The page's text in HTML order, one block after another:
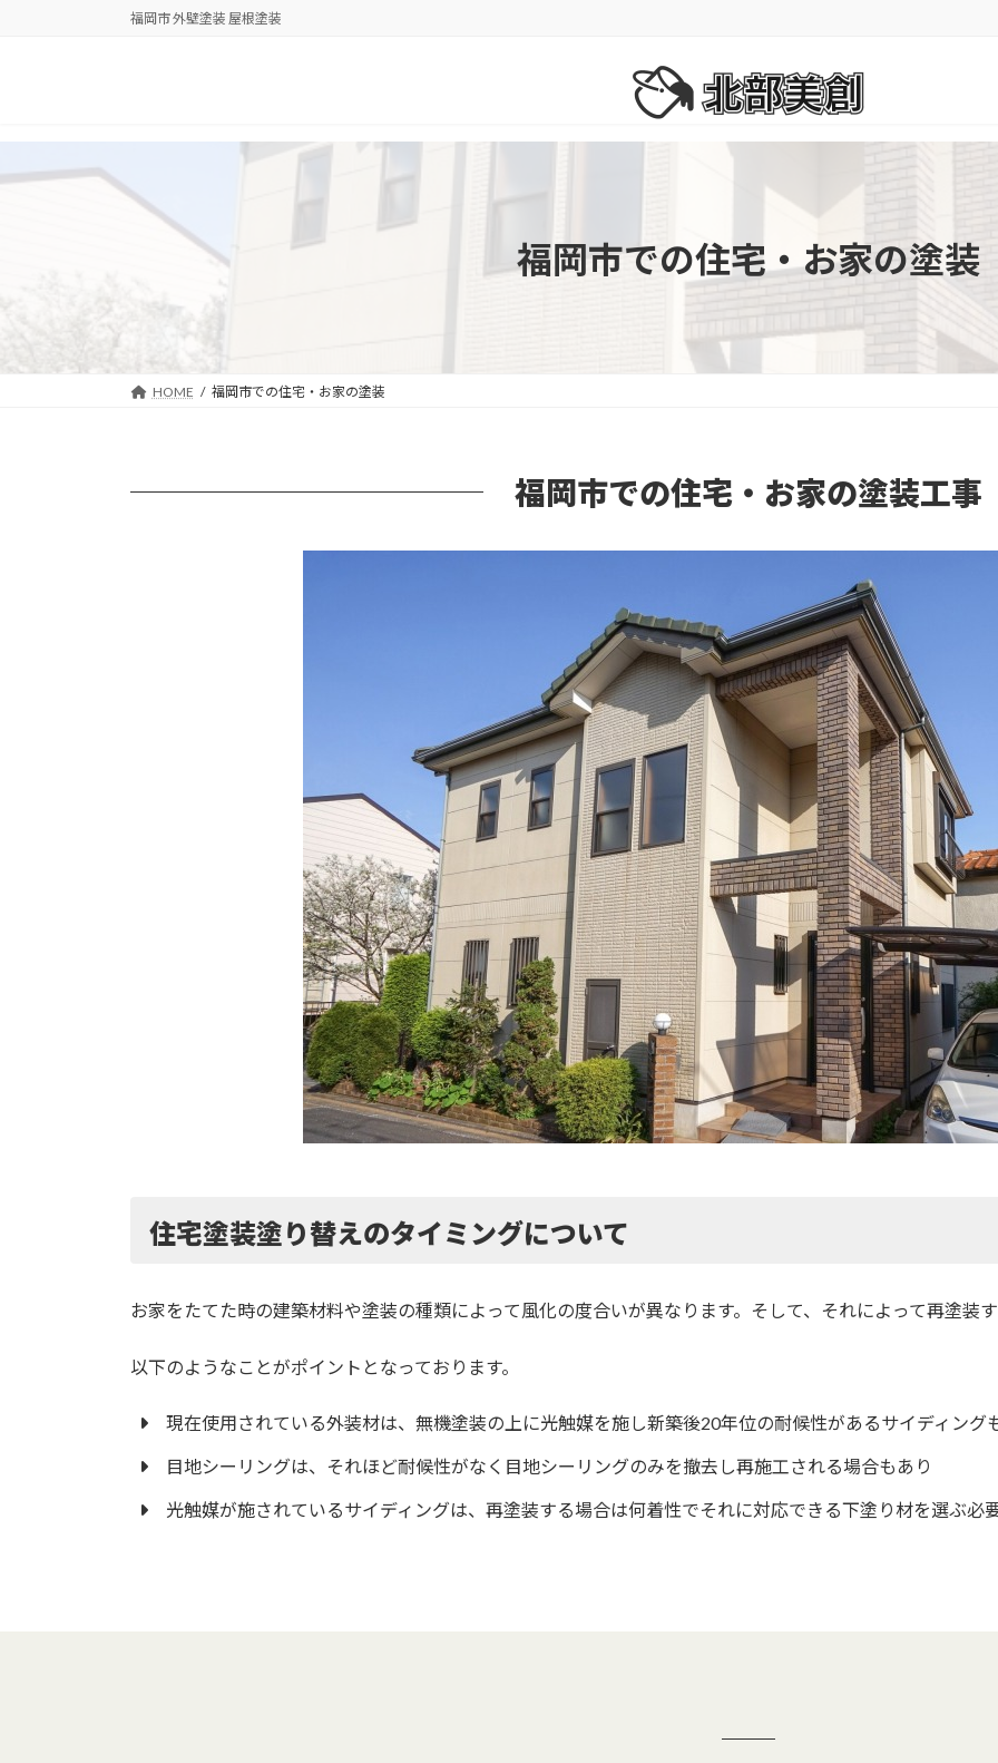
ス
ン
福岡市 外壁塗装 屋根塗装
福岡市での住宅・お家の塗装
HOME 福岡市での住宅・お家の塗装
福岡市での住宅・お家の塗装工事
住宅塗装塗り替えのタイミングについて
お家をたてた時の建築材料や塗装の種類によって風化の度合いが異なります。そして、それによって再塗装
以下のようなことがポイントとなっております。
現在使用されている外装材は、無機塗装の上に光触媒を施し新築後20年位の耐候性があるサイディング
目地シーリングは、それほど耐候性がなく目地シーリングのみを撤去し再施工される場合もあり
光触媒が施されているサイディングは、再塗装する場合は何着性でそれに対応できる下塗り材を選ぶ必